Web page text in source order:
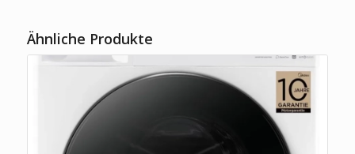
Ähnliche Produkte